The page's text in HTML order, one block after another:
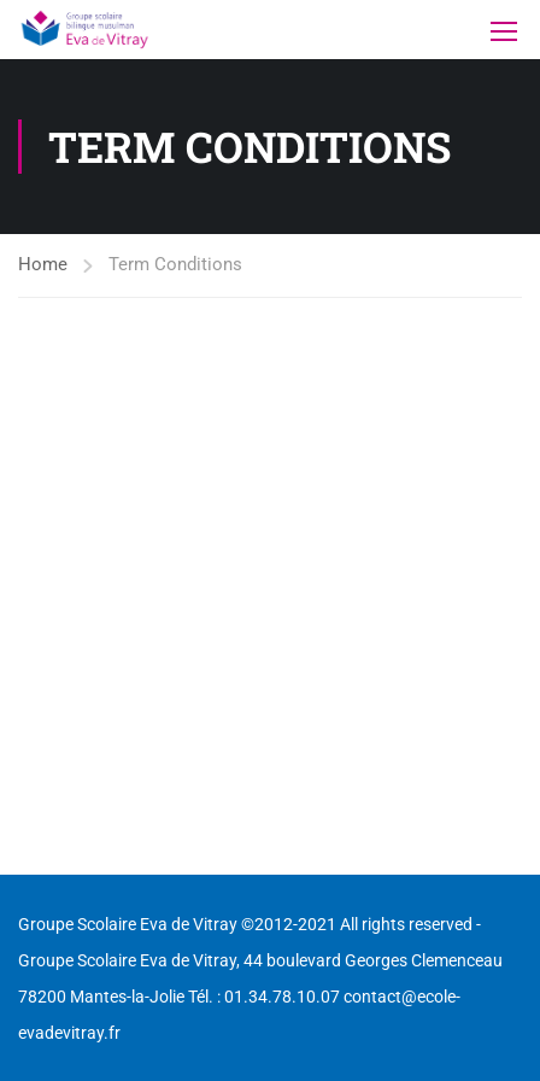
TERM CONDITIONS
Home Term Conditions
Groupe Scolaire Eva de Vitray ©2012-2021 All rights reserved -
Groupe Scolaire Eva de Vitray, 44 boulevard Georges Clemenceau
78200 Mantes-la-Jolie Tél. : 01.34.78.10.07 contact@ecole-
evadevitray.fr